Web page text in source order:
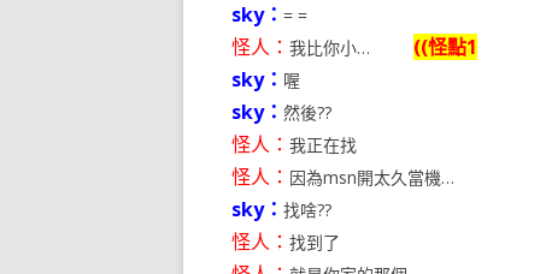
sky： = =
怪人： 我比你小… ((怪點1
sky： 喔
sky： 然後??
怪人： 我正在找
怪人： 因為msn開太久當機…
sky： 找啥??
怪人： 找到了